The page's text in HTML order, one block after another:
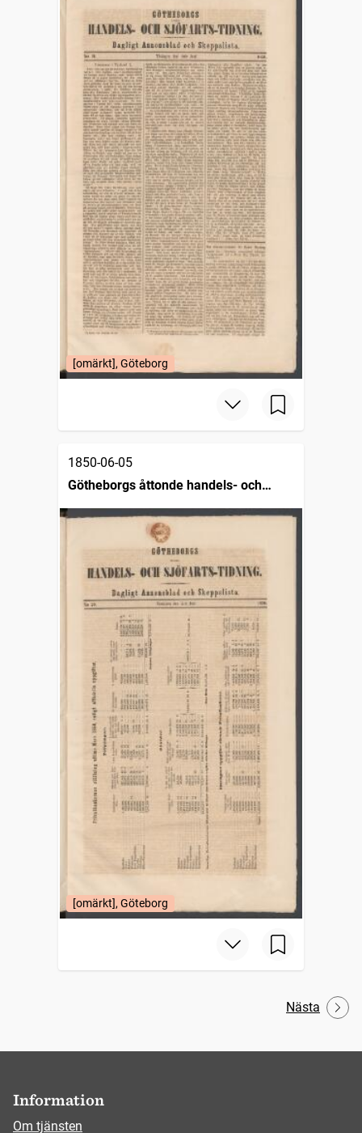
[omärkt], Göteborg
1850-06-05
Götheborgs åttonde handels- och
sjöfartstidning, dagligt annonsblad och
skeppslista
[omärkt], Göteborg
Nästa
Information
Om tjänsten